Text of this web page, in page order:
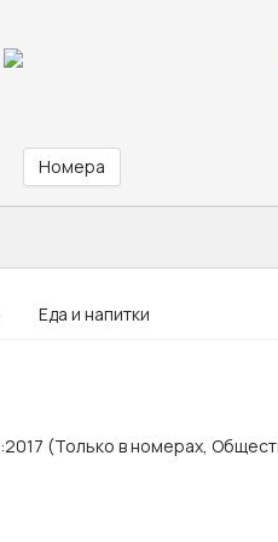
Номера
Еда и напитки
:2017 (Только в номерах,